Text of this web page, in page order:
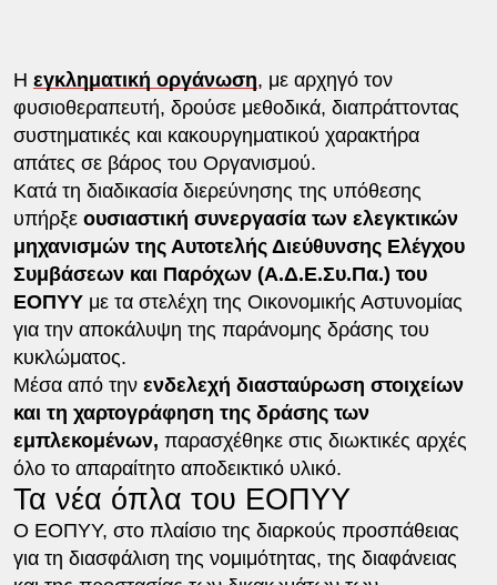
Η εγκληματική οργάνωση, με αρχηγό τον
φυσιοθεραπευτή, δρούσε μεθοδικά, διαπράττοντας
συστηματικές και κακουργηματικού χαρακτήρα
απάτες σε βάρος του Οργανισμού.
Κατά τη διαδικασία διερεύνησης της υπόθεσης
υπήρξε ουσιαστική συνεργασία των ελεγκτικών
μηχανισμών της Αυτοτελής Διεύθυνσης Ελέγχου
Συμβάσεων και Παρόχων (Α.Δ.Ε.Συ.Πα.) του
ΕΟΠΥΥμε τα στελέχη της Οικονομικής Αστυνομίας
για την αποκάλυψη της παράνομης δράσης του
κυκλώματος.
Μέσα από την ενδελεχή διασταύρωση στοιχείων
και τη χαρτογράφηση της δράσης των
εμπλεκομένων, παρασχέθηκε στις διωκτικές αρχές
όλο το απαραίτητο αποδεικτικό υλικό.
Τα νέα όπλα του ΕΟΠΥΥ
Ο ΕΟΠΥΥ, στο πλαίσιο της διαρκούς προσπάθειας
για τη διασφάλιση της νομιμότητας, της διαφάνειας